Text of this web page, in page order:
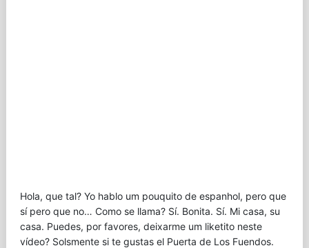
Hola, que tal? Yo hablo um pouquito de espanhol, pero que
sí pero que no… Como se llama? Sí. Bonita. Sí. Mi casa, su
casa. Puedes, por favores, deixarme um liketito neste
vídeo? Solsmente si te gustas el Puerta de Los Fuendos.